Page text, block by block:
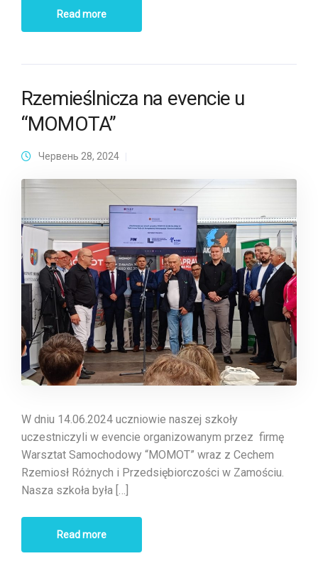
Read more
Rzemieślnicza na evencie u
“MOMOTA”
Червень 28, 2024
W dniu 14.06.2024 uczniowie naszej szkoły
uczestniczyli w evencie organizowanym przez firmę
Warsztat Samochodowy “MOMOT” wraz z Cechem
Rzemiosł Różnych i Przedsiębiorczości w Zamościu.
Nasza szkoła była […]
Read more